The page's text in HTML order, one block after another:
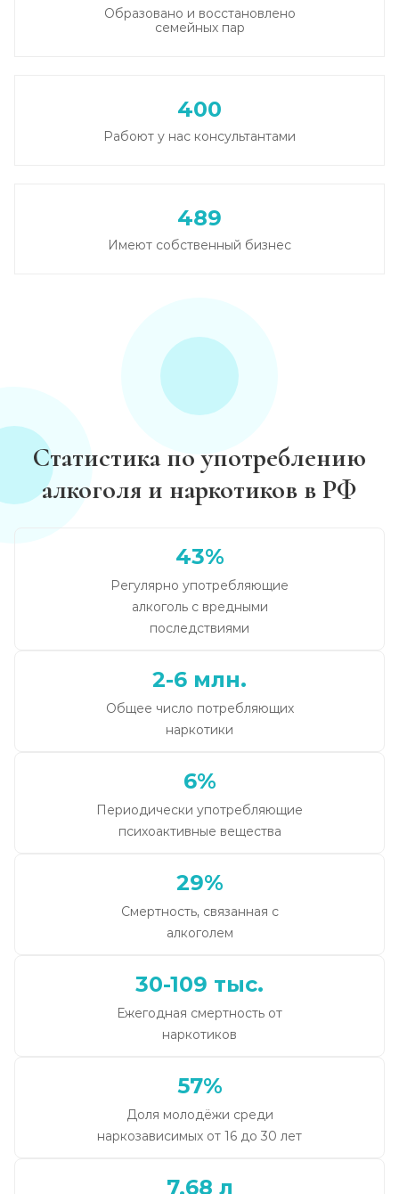
Образовано и восстановлено
семейных пар
400
Рабоют у нас консультантами
489
Имеют собственный бизнес
Статистика по употреблению
алкоголя и наркотиков в РФ
43%
Регулярно употребляющие
алкоголь с вредными
последствиями
2-6 млн.
Общее число потребляющих
наркотики
6%
Периодически употребляющие
психоактивные вещества
29%
Смертность, связанная с
алкоголем
30-109 тыс.
Ежегодная смертность от
наркотиков
57%
Доля молодёжи среди
наркозависимых от 16 до 30 лет
7,68 л